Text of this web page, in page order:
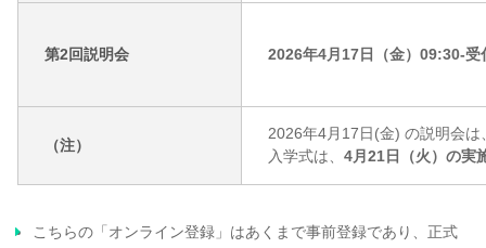
第2回説明会 2026年4月17日（金）09:30-
（注）
2026年4月17日(金) の説明会は
入学式は、 4月21日（火）の実
こちらの「オンライン登録」はあくまで事前登録であり、正式